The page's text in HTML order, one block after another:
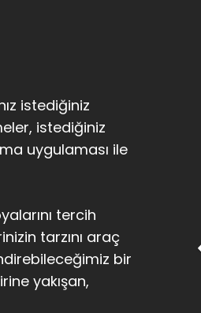
istediğiniz
istediğiniz
uygulaması ile
tercih
tarzını araç
bir
yakışan,